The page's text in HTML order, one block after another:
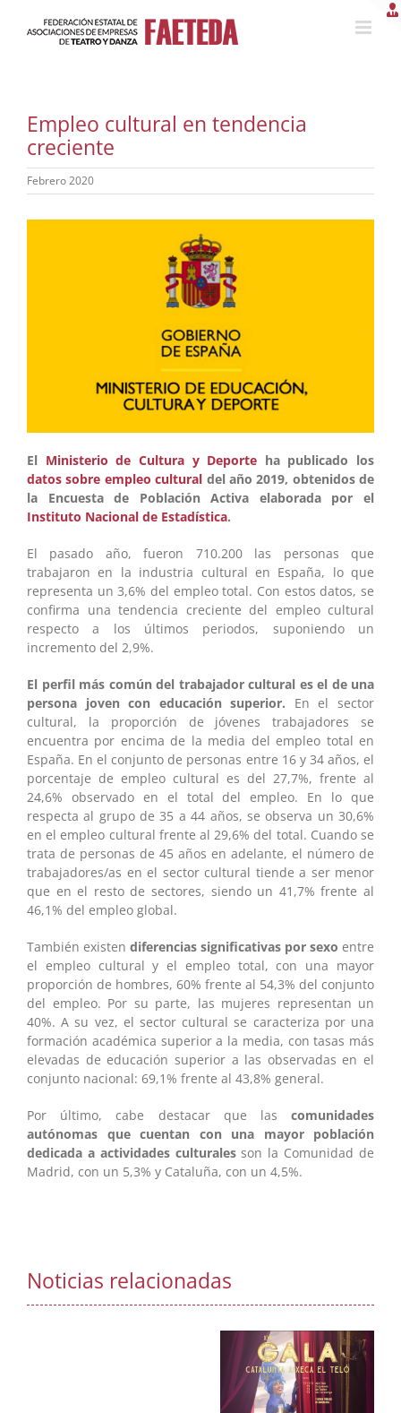
Empleo cultural en tendencia
creciente
Febrero 2020
El Ministerio de Cultura y Deporte ha publicado los
datos sobre empleo cultural del año 2019, obtenidos de
la Encuesta de Población Activa elaborada por el
Instituto Nacional de Estadística.
El pasado año, fueron 710.200 las personas que
trabajaron en la industria cultural en España, lo que
representa un 3,6% del empleo total. Con estos datos, se
confirma una tendencia creciente del empleo cultural
respecto a los últimos periodos, suponiendo un
incremento del 2,9%.
El perfil más común del trabajador cultural es el de una
persona joven con educación superior. En el sector
cultural, la proporción de jóvenes trabajadores se
encuentra por encima de la media del empleo total en
España. En el conjunto de personas entre 16 y 34 años, el
porcentaje de empleo cultural es del 27,7%, frente al
24,6% observado en el total del empleo. En lo que
respecta al grupo de 35 a 44 años, se observa un 30,6%
en el empleo cultural frente al 29,6% del total. Cuando se
trata de personas de 45 años en adelante, el número de
trabajadores/as en el sector cultural tiende a ser menor
que en el resto de sectores, siendo un 41,7% frente al
46,1% del empleo global.
También existen diferencias significativas por sexo entre
el empleo cultural y el empleo total, con una mayor
proporción de hombres, 60% frente al 54,3% del conjunto
del empleo. Por su parte, las mujeres representan un
40%. A su vez, el sector cultural se caracteriza por una
formación académica superior a la media, con tasas más
elevadas de educación superior a las observadas en el
conjunto nacional: 69,1% frente al 43,8% general.
Por último, cabe destacar que las comunidades
autónomas que cuentan con una mayor población
dedicada a actividades culturalesson la Comunidad de
Madrid, con un 5,3% y Cataluña, con un 4,5%.
Noticias relacionadas